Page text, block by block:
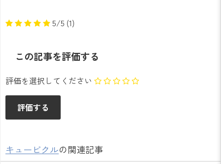
5/5 (1)
この記事を評価する
評価を選択してください
キュービクルの関連記事